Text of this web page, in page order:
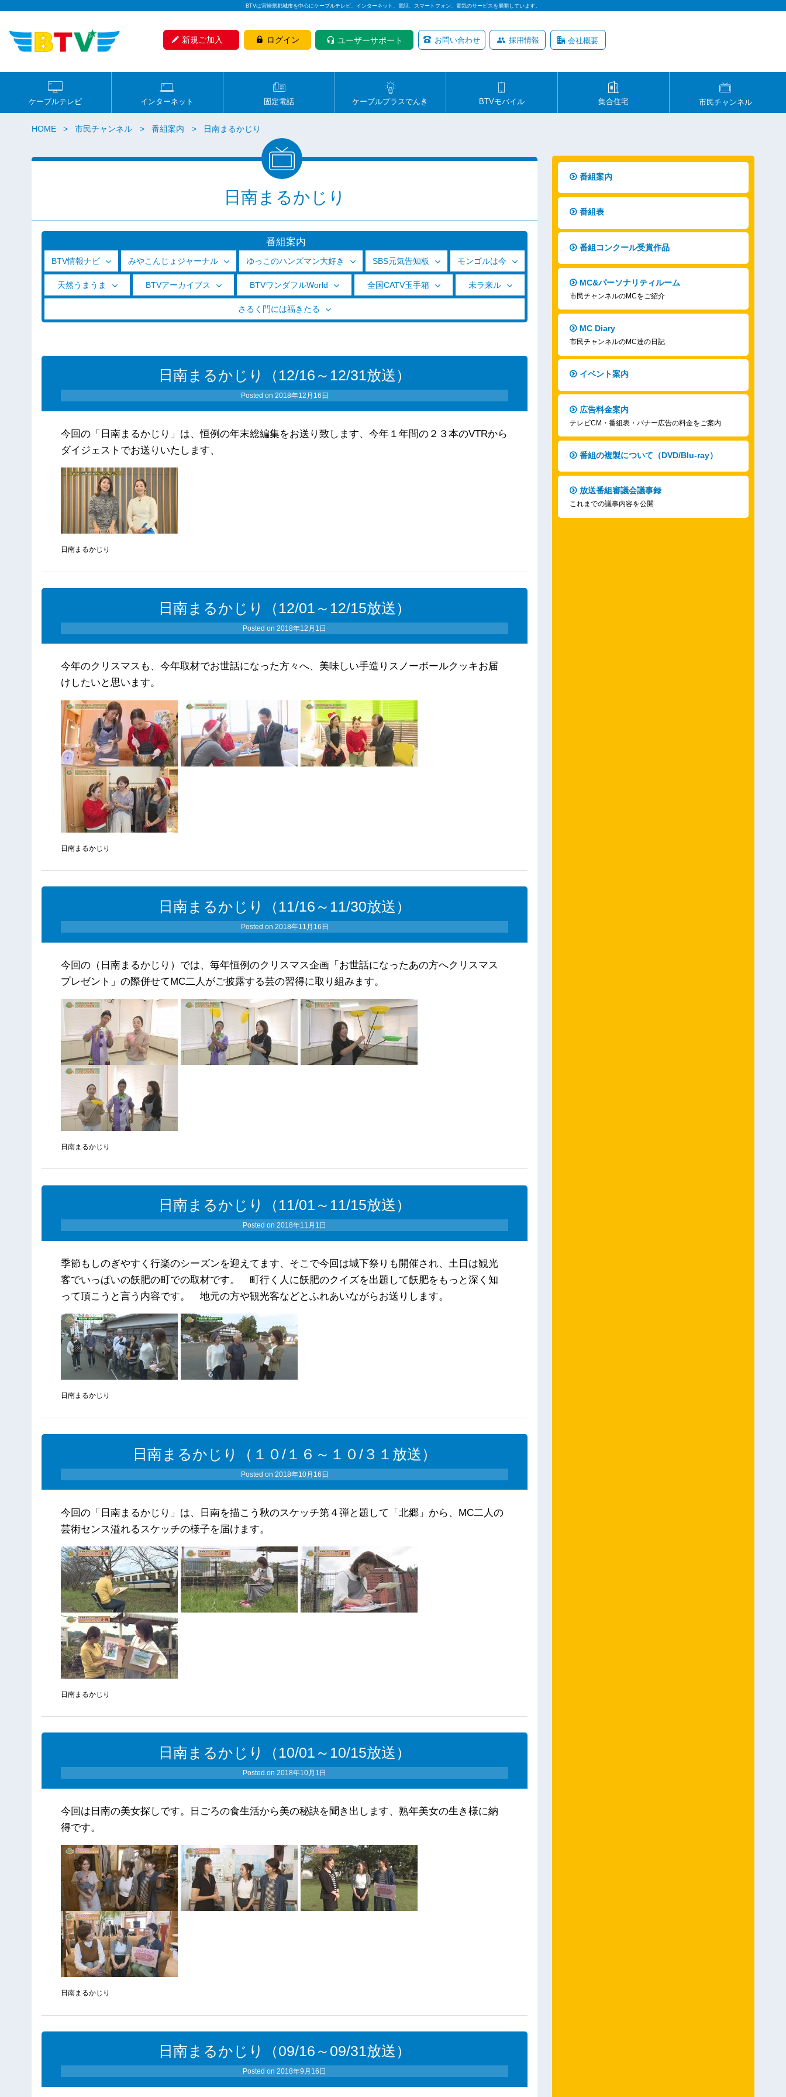
BTVは宮崎県都城市を中心にケーブルテレビ、インターネット、電話、スマートフォン、電気のサービスを展開しています。
新規ご加入 ログイン ユーザーサポート お問い合わせ 採用情報 会社概要
ケーブルテレビ インターネット 固定電話 ケーブルプラスでんき BTVモバイル 集合住宅 市民チャンネル
HOME 市民チャンネル 番組案内 日南まるかじり
日南まるかじり
番組案内
BTV情報ナビ みやこんじょジャーナル ゆっこのハンズマン大好き SBS元気告知板 モンゴルは今
天然うまうま BTVアーカイブス BTVワンダフルWorld 全国CATV玉手箱 未ラ来ル
さるく門には福きたる
日南まるかじり（12/16～12/31放送）
Posted on 2018年12月16日
今回の「日南まるかじり」は、恒例の年末総編集をお送り致します、今年１年間の２３本のVTRから
ダイジェストでお送りいたします、
日南まるかじり
日南まるかじり（12/01～12/15放送）
Posted on2018年12月1日
今年のクリスマスも、今年取材でお世話になった方々へ、美味しい手造りスノーボールクッキお届
けしたいと思います。
日南まるかじり
日南まるかじり（11/16～11/30放送）
Posted on 2018年11月16日
今回の（日南まるかじり）では、毎年恒例のクリスマス企画「お世話になったあの方へクリスマス
プレゼント」の際併せてMC二人がご披露する芸の習得に取り組みます。
日南まるかじり
日南まるかじり（11/01～11/15放送）
Posted on2018年11月1日
季節もしのぎやすく行楽のシーズンを迎えてます、そこで今回は城下祭りも開催され、土日は観光
客でいっぱいの飫肥の町での取材です。 町行く人に飫肥のクイズを出題して飫肥をもっと深く知
って頂こうと言う内容です。 地元の方や観光客などとふれあいながらお送りします。
日南まるかじり
日南まるかじり（１０/１６～１０/３１放送）
Posted on 2018年10月16日
今回の「日南まるかじり」は、日南を描こう秋のスケッチ第４弾と題して「北郷」から、MC二人の
芸術センス溢れるスケッチの様子を届けます。
日南まるかじり
日南まるかじり（10/01～10/15放送）
Posted on2018年10月1日
今回は日南の美女探しです。日ごろの食生活から美の秘訣を聞き出します、熟年美女の生き様に納
得です。
日南まるかじり
日南まるかじり（09/16～09/31放送）
Posted on2018年9月16日
番組案内
番組表
番組コンクール受賞作品
MC&パーソナリティルーム
市民チャンネルのMCをご紹介
MC Diary
市民チャンネルのMC達の日記
イベント案内
広告料金案内
テレビCM・番組表・バナー広告の料金をご案内
番組の複製について（DVD/Blu-ray）
放送番組審議会議事録
これまでの議事内容を公開